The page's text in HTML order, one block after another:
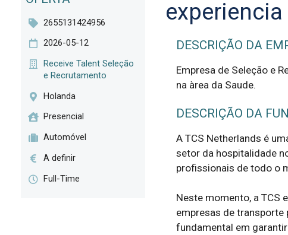
2655131424956
2026-05-12
Receive Talent Seleção
e Recrutamento
Holanda
Presencial
Automóvel
A definir
Full-Time
DESCRIÇÃO DA
Empresa de Seleção e
na àrea da Saude.
DESCRIÇÃO DA
A TCS Netherlands é
setor da hospitalidade
profissionais de todo o
Neste momento, a TCS
empresas de transporte
fundamental em